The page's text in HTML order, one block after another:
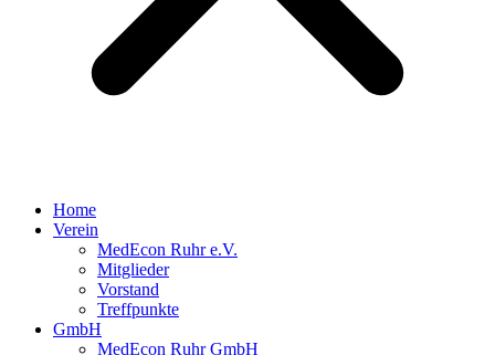
Home
Verein
MedEcon Ruhr e.V.
Mitglieder
Vorstand
Treffpunkte
GmbH
MedEcon Ruhr GmbH